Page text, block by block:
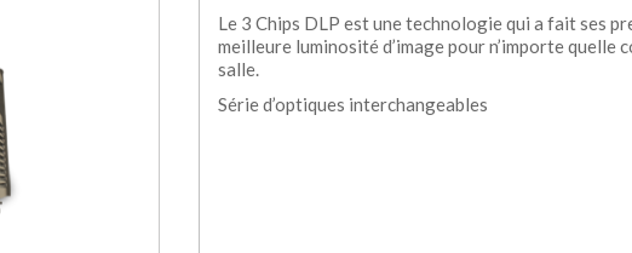
Le 3 Chips DLP est une technologie qui a fait ses
meilleure luminosité d’image pour n’importe quelle
salle.
Série d’optiques interchangeables